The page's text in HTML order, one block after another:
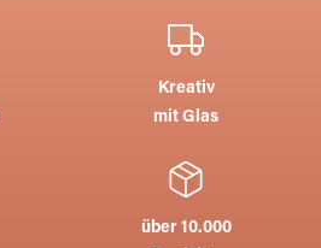
Kreativ
mit Glas
über 10.000